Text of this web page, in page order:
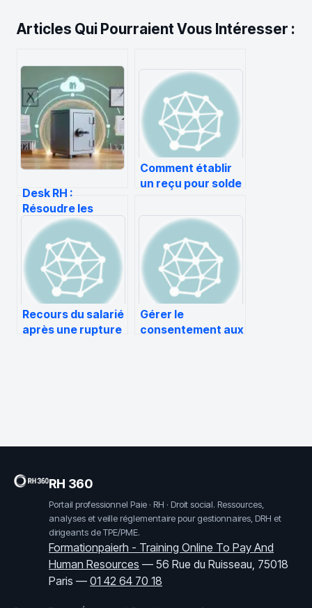
Articles Qui Pourraient Vous Intéresser :
Desk RH :
Résoudre les
erreurs de
connexion,
sécuriser vos
dépôts et garantir
la conformité
légale
Comment établir
un reçu pour solde
Recours du salarié
après une rupture
Gérer le
consentement aux
RH 360
Portail professionnel Paie · RH · Droit social. Ressources,
analyses et veille réglementaire pour gestionnaires, DRH et
dirigeants de TPE/PME.
Formationpaierh - Training Online To Pay And
Human Resources —56 Rue du Ruisseau, 75018
Paris —01 42 64 70 18